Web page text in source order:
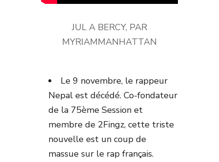
JUL A BERCY, PAR
MYRIAMMANHATTAN
Le 9 novembre, le rappeur
Nepal est décédé. Co-fondateur
de la 75ème Session et
membre de 2Fingz, cette triste
nouvelle est un coup de
massue sur le rap français.